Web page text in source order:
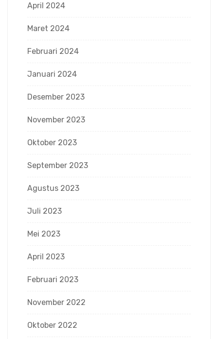
April 2024
Maret 2024
Februari 2024
Januari 2024
Desember 2023
November 2023
Oktober 2023
September 2023
Agustus 2023
Juli 2023
Mei 2023
April 2023
Februari 2023
November 2022
Oktober 2022